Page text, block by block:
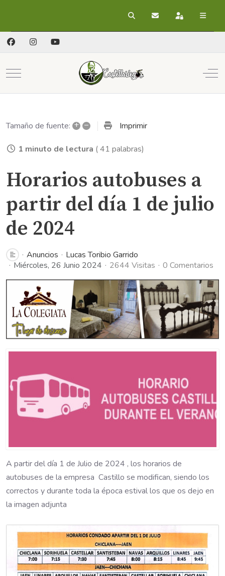
BuscarSuscribirse a las
Registrarse
Mobile Menu Toggle
Tamaño de fuente: + – Imprimir
1 minuto de lectura ( 41 palabras)
Horarios autobuses a
partir del día 1 de julio
de 2024
Anuncios
Lucas Toribio Garrido
Miércoles, 26 Junio 2024
2644 Visitas 0 Comentarios
A partir del día 1 de Julio de 2024 , los horarios de
autobuses de la empresa Castillo se modifican, siendo los
correctos y durante toda la época estival los que os dejo en
la imagen adjunta